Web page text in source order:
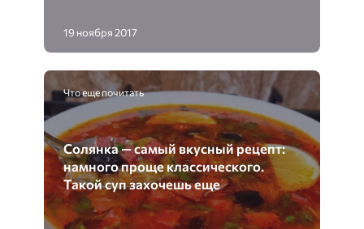
19 ноября 2017
Что еще почитать
Солянка — самый вкусный рецепт:
намного проще классического.
Такой суп захочешь еще